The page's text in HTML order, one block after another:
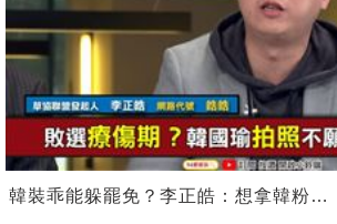
韓裝乖能躲罷免？李正皓：想拿韓粉…